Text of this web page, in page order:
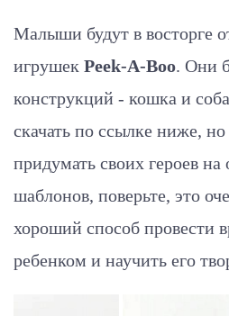
Малыши будут в восторге
игрушек Peek-A-Boo. Они
конструкций - кошка и
скачать по ссылке ниже,
придумать своих героев
шаблонов, поверьте, это
хороший способ провести
ребенком и научить его